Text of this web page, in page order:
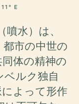
E
水）は、
市の中世の
体の精神の
ルク独自
よって形作